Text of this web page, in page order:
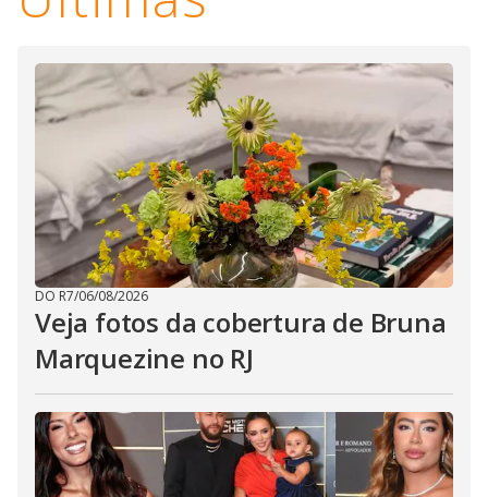
DO R7/06/08/2026
Veja fotos da cobertura de Bruna
Marquezine no RJ